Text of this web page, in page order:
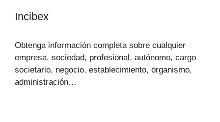
Incibex
Obtenga información completa sobre cualquier
empresa, sociedad, profesional, autónomo, cargo
societario, negocio, establecimiento, organismo,
administración…